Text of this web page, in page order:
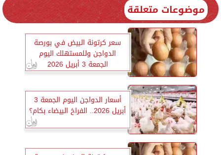
موضوعات متعلقة
سعر كرتونة البيض في بورصة
الدواجن وللمستهلك اليوم
الجمعة 3 أبريل 2026
أسعار الدواجن اليوم الجمعة 3
أبريل 2026.. الفراخ البيضاء بكام؟